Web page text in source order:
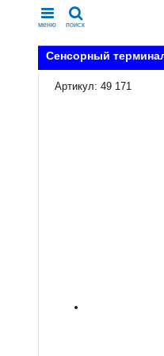
меню поиск
Сенсорный
Артикул: 49 171